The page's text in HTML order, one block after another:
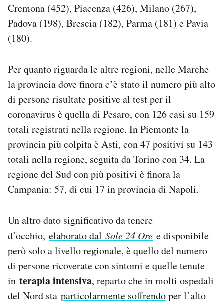
Cremona (452), Piacenza (426), Milano (267),
Padova (198), Brescia (182), Parma (181) e Pavia
(180).
Per quanto riguarda le altre regioni, nelle Marche
la provincia dove finora c’è stato il numero più alto
di persone risultate positive al test per il
coronavirus è quella di Pesaro, con 126 casi su 159
totali registrati nella regione. In Piemonte la
provincia più colpita è Asti, con 47 positivi su 143
totali nella regione, seguita da Torino con 34. La
regione del Sud con più positivi è finora la
Campania: 57, di cui 17 in provincia di Napoli.
Un altro dato significativo da tenere
d’occhio, elaborato dal Sole 24 Ore e disponibile
però solo a livello regionale, è quello del numero
di persone ricoverate con sintomi e quelle tenute
in terapia intensiva, reparto che in molti ospedali
del Nord sta particolarmente soffrendoper l’alto